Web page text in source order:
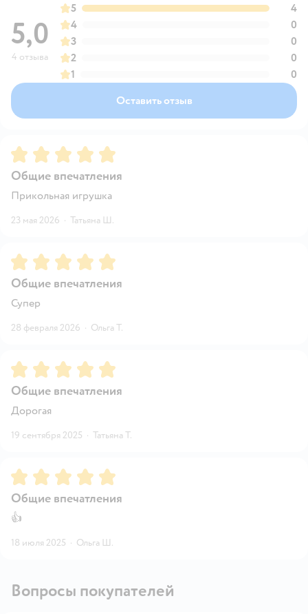
5,0
4 отзыва
5
4
4
0
3
0
2
0
1
0
Оставить отзыв
Рейтинг:5
Общие впечатления
Прикольная игрушка
23 мая 2026 · Татьяна Ш.
Рейтинг:5
Общие впечатления
Супер
28 февраля 2026 · Ольга Т.
Рейтинг:5
Общие впечатления
Дорогая
19 сентября 2025 · Татьяна Т.
Рейтинг:5
Общие впечатления
👍
18 июля 2025 · Ольга Ш.
Вопросы покупателей